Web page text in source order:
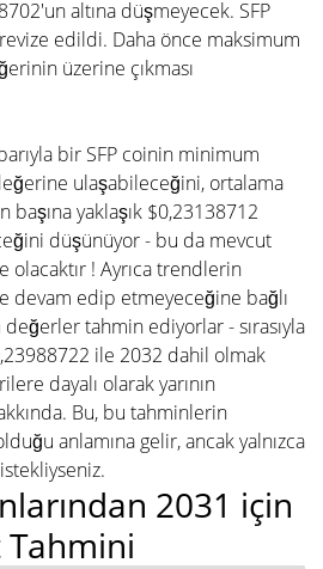
altına düşmeyecek. SFP
edildi. Daha önce maksimum
üzerine çıkması
bir SFP coinin minimum
ulaşabileceğini, ortalama
başına yaklaşık $0,23138712
düşünüyor - bu da mevcut
olacaktır ! Ayrıca trendlerin
devam edip etmeyeceğine bağlı
tahmin ediyorlar - sırasıyla
ile 2032 dahil olmak
dayalı olarak yarının
Bu, bu tahminlerin
anlamına gelir, ancak yalnızca
2031 için
Tahmini